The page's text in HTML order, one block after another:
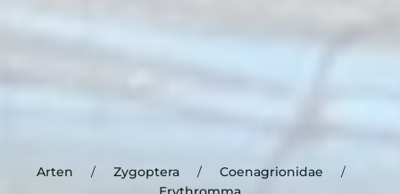
Arten Zygoptera
Coenagrionidae